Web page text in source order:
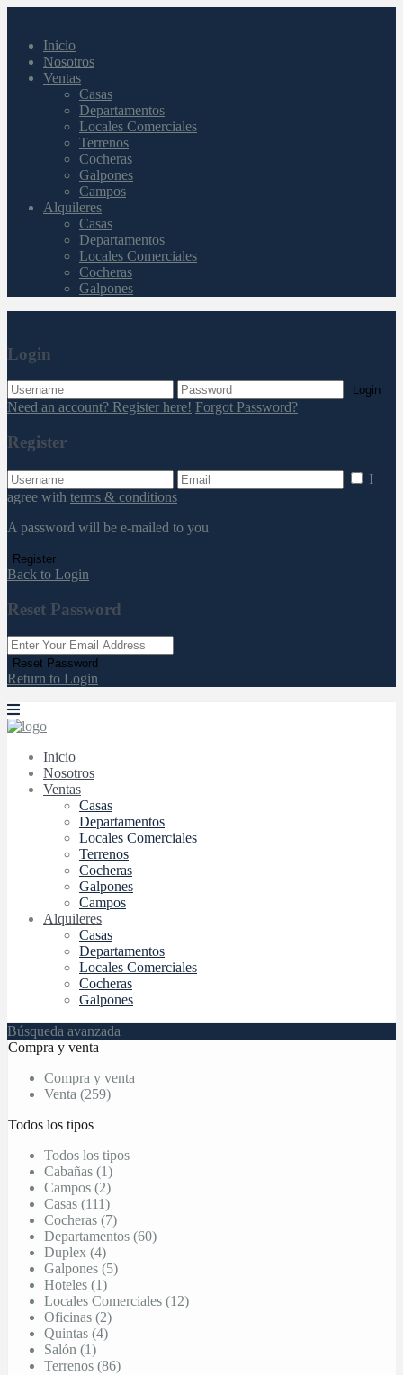
Inicio
Nosotros
Ventas
Casas
Departamentos
Locales Comerciales
Terrenos
Cocheras
Galpones
Campos
Alquileres
Casas
Departamentos
Locales Comerciales
Cocheras
Galpones
Login
Login
Need an account? Register here! Forgot Password?
Register
I
agree with terms & conditions
A password will be e-mailed to you
Register
Back to Login
Reset Password
Reset Password
Return to Login
Inicio
Nosotros
Ventas
Casas
Departamentos
Locales Comerciales
Terrenos
Cocheras
Galpones
Campos
Alquileres
Casas
Departamentos
Locales Comerciales
Cocheras
Galpones
Búsqueda avanzada
Compra y venta
Compra y venta
Venta (259)
Todos los tipos
Todos los tipos
Cabañas (1)
Campos (2)
Casas (111)
Cocheras (7)
Departamentos (60)
Duplex (4)
Galpones (5)
Hoteles (1)
Locales Comerciales (12)
Oficinas (2)
Quintas (4)
Salón (1)
Terrenos (86)